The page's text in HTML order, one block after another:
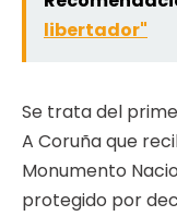
libertador"
Se trata del
A Coruña que
Monumento
protegido por